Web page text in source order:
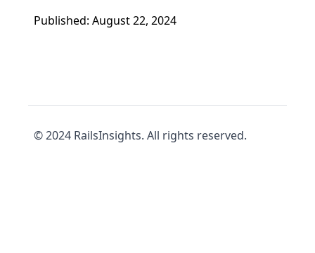
Published: August 22, 2024
© 2024 RailsInsights. All rights reserved.